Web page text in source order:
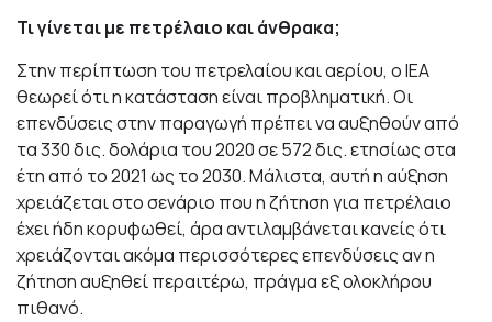
Τι γίνεται με πετρέλαιο και άνθρακα;
Στην περίπτωση του πετρελαίου και αερίου, ο ΙΕΑ
θεωρεί ότι η κατάσταση είναι προβληματική. Οι
επενδύσεις στην παραγωγή πρέπει να αυξηθούν από
τα 330 δις. δολάρια του 2020 σε 572 δις. ετησίως στα
έτη από το 2021 ως το 2030. Μάλιστα, αυτή η αύξηση
χρειάζεται στο σενάριο που η ζήτηση για πετρέλαιο
έχει ήδη κορυφωθεί, άρα αντιλαμβάνεται κανείς ότι
χρειάζονται ακόμα περισσότερες επενδύσεις αν η
ζήτηση αυξηθεί περαιτέρω, πράγμα εξ ολοκλήρου
πιθανό.